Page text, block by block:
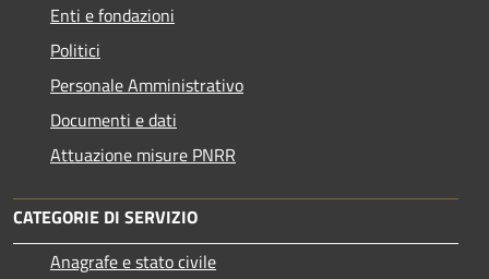
Enti e fondazioni
Politici
Personale Amministrativo
Documenti e dati
Attuazione misure PNRR
CATEGORIE DI SERVIZIO
Anagrafe e stato civile